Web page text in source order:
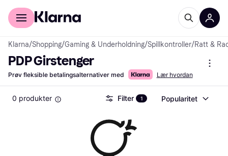
For kunder
Klarna/Shopping/Gaming & Underholdning/Spillkontroller/Ratt &
PDP Girstenger
Prøv fleksible betalingsalternativer med Lær hvordan
0 produkter Filter 1 Popularitet